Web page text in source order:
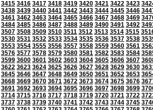
3415 3416 3417 3418 3419 3420 3421 3422 3423
3438 3439 3440 3441 3442 3443 3444 3445 3446
3461 3462 3463 3464 3465 3466 3467 3468 3469
3484 3485 3486 3487 3488 3489 3490 3491 3492
3507 3508 3509 3510 3511 3512 3513 3514 3515
3530 3531 3532 3533 3534 3535 3536 3537 3538
3553 3554 3555 3556 3557 3558 3559 3560 3561
3576 3577 3578 3579 3580 3581 3582 3583 3584
3599 3600 3601 3602 3603 3604 3605 3606 3607
3622 3623 3624 3625 3626 3627 3628 3629 3630
3645 3646 3647 3648 3649 3650 3651 3652 3653
3668 3669 3670 3671 3672 3673 3674 3675 3676
3691 3692 3693 3694 3695 3696 3697 3698 3699
3714 3715 3716 3717 3718 3719 3720 3721 3722
3737 3738 3739 3740 3741 3742 3743 3744 3745